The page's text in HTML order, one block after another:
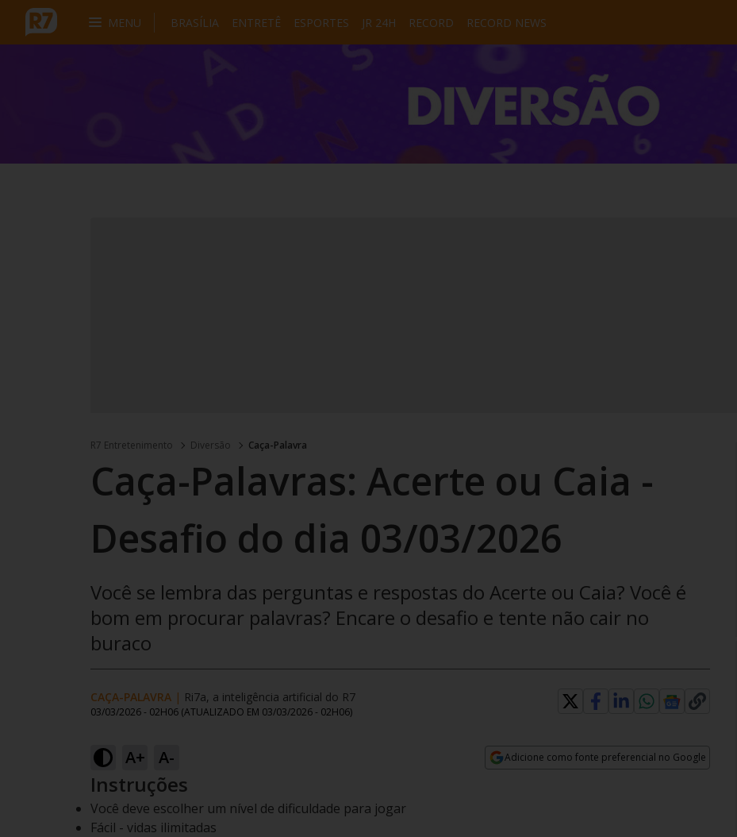
MENU BRASÍLIA ENTRETÊ ESPORTES JR 24H RECORD RECORD NEWS
R7 Entretenimento Diversão Caça-Palavra
Caça-Palavras: Acerte ou Caia -
Desafio do dia 03/03/2026
Você se lembra das perguntas e respostas do Acerte ou Caia? Você é
bom em procurar palavras? Encare o desafio e tente não cair no
buraco
CAÇA-PALAVRA | Ri7a, a inteligência artificial do R7
03/03/2026 - 02H06 (ATUALIZADO EM 03/03/2026 - 02H06)
A+ A- Adicione como fonte preferencial no Google
Instruções
Você deve escolher um nível de dificuldade para jogar
Fácil - vidas ilimitadas